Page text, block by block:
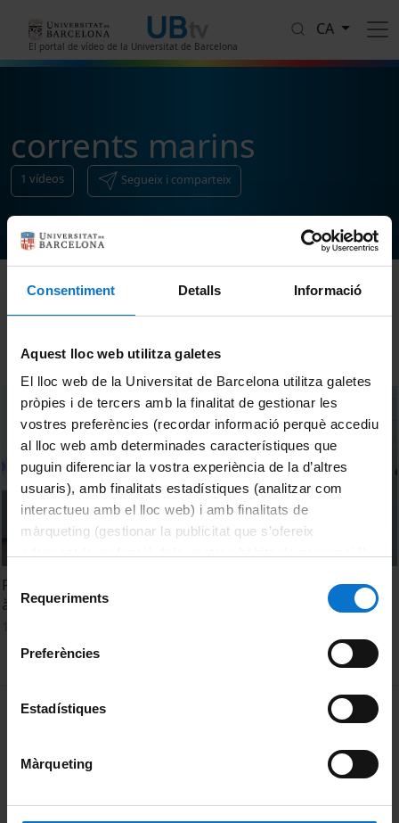
Consentiment Detalls Informació
Aquest lloc web utilitza galetes
El lloc web de la Universitat de Barcelona utilitza galetes
pròpies i de tercers amb la finalitat de gestionar les
vostres preferències (recordar informació perquè accediu
al lloc web amb determinades característiques que
puguin diferenciar la vostra experiència de la d’altres
usuaris), amb finalitats estadístiques (analitzar com
interactueu amb el lloc web) i amb finalitats de
màrqueting (gestionar la publicitat que s’ofereix
consultar laPolítica de galetes del lloc web de la
Selecció
de Requeriments
Preferències
Estadístiques
Màrqueting
El portal de vídeo de la Universitat de Barcelona
CA
corrents marins
1 vídeos Segueix i comparteix
Ordenar
Producció de bioplàstics mitjançant corrents riques en
àcids grassos volàtils. Sergi Peña Picola
MENÚ PEU 1
Privadesa i termes
Sobre UBtv